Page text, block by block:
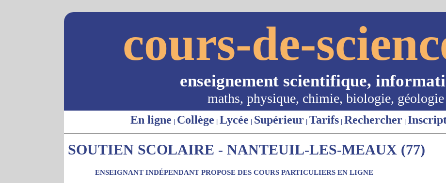
cours-de-
enseignement scientifique,
maths, physique, chimie, biologie, géologie
En ligne | Collège | Lycée | Supérieur | Tarifs | Rechercher |
SOUTIEN SCOLAIRE - NANTEUIL-LES-MEAUX (77)
ENSEIGNANT INDÉPENDANT PROPOSE DES COURS PARTICULIERS EN LIGNE